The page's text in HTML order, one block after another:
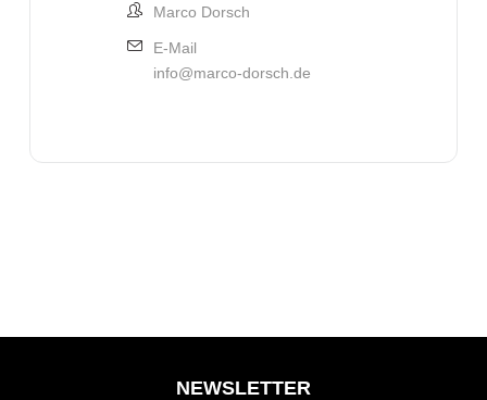
Marco Dorsch
E-Mail
info@marco-dorsch.de
NEWSLETTER